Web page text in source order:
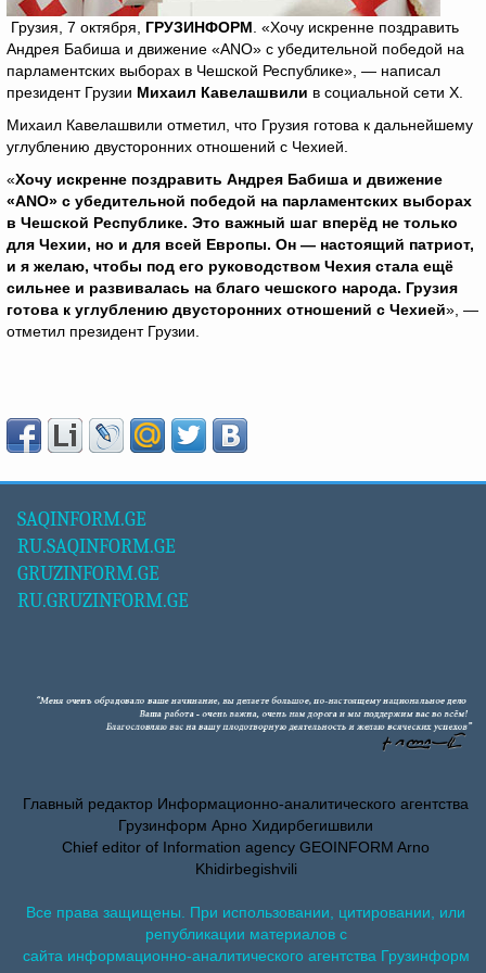
Грузия, 7 октября, ГРУЗИНФОРМ . «Хочу искренне поздравить
Андрея Бабиша и движение «ANO» с убедительной победой на
парламентских выборах в Чешской Республике», — написал
президент Грузии Михаил Кавелашвили в социальной сети X.
Михаил Кавелашвили отметил, что Грузия готова к дальнейшему
углублению двусторонних отношений с Чехией.
«Хочу искренне поздравить Андрея Бабиша и движение
«ANO» с убедительной победой на парламентских выборах
в Чешской Республике. Это важный шаг вперёд не только
для Чехии, но и для всей Европы. Он — настоящий патриот,
и я желаю, чтобы под его руководством Чехия стала ещё
сильнее и развивалась на благо чешского народа. Грузия
готова к углублению двусторонних отношений с Чехией», —
отметил президент Грузии.
SAQINFORM.GE
RU.SAQINFORM.GE
GRUZINFORM.GE
RU.GRUZINFORM.GE
Главный редактор Информационно-аналитического агентства
Грузинформ Арно Хидирбегишвили
Chief editor of Information agency GEOINFORM Arno
Khidirbegishvili
Все права защищены. При использовании, цитировании, или
републикации материалов с
сайта информационно-аналитического агентства Грузинформ